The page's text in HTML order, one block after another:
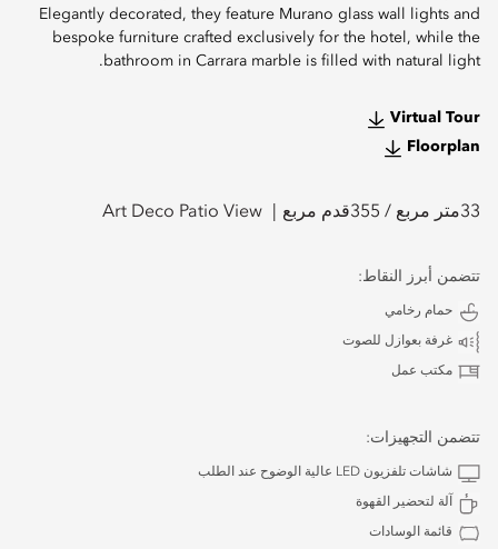
Elegantly decorated, they feature Murano glass wall lights and
bespoke furniture crafted exclusively for the hotel, while the
bathroom in Carrara marble is filled with natural light.
Virtual Tour
Floorplan
33متر مربع / 355قدم مربع Art Deco Patio View
تتضمن أبرز النقاط:
حمام رخامي
غرفة بعوازل للصوت
مكتب عمل
تتضمن التجهيزات:
شاشات تلفزيون LED عالية الوضوح عند الطلب
آلة لتحضير القهوة
قائمة الوسادات